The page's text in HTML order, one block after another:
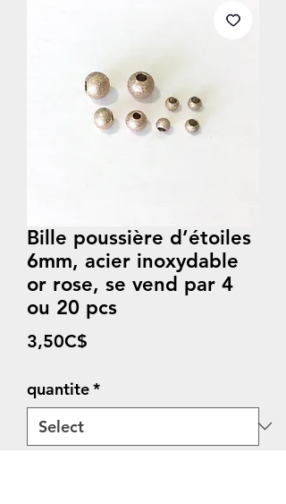
Bille poussière d’étoiles
6mm, acier inoxydable
or rose, se vend par 4
ou 20 pcs
3,50C$
quantite*